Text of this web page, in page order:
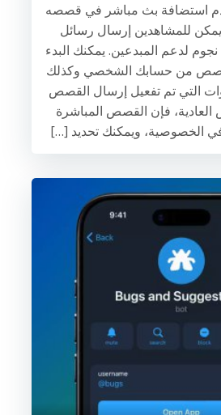
استضافة بث مباشر في قصصه
للمشاهدين إرسال رسائل
نجوم لدعم المبدعين. يمكنك البدء
من حسابك الشخصي وكذلك
التي تم تفعيل إرسال القصص
فإن القصص المباشرة
في الخصوصية، ويمكنك تحديد […]